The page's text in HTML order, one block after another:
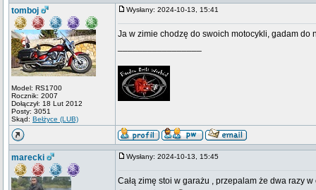
tomboj
Model: RS1700
Rocznik: 2007
Dołączył: 18 Lut 2012
Posty: 3051
Skąd: Bełżyce (LUB)
Wysłany: 2024-10-13, 15:41
Ja w zimie chodzę do swoich motocykli, gadam
marecki Wysłany: 2024-10-13, 15:45
Całą zimę stoi w garażu , przepalam że dwa razy